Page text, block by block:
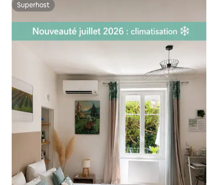
Superhost
Superhost